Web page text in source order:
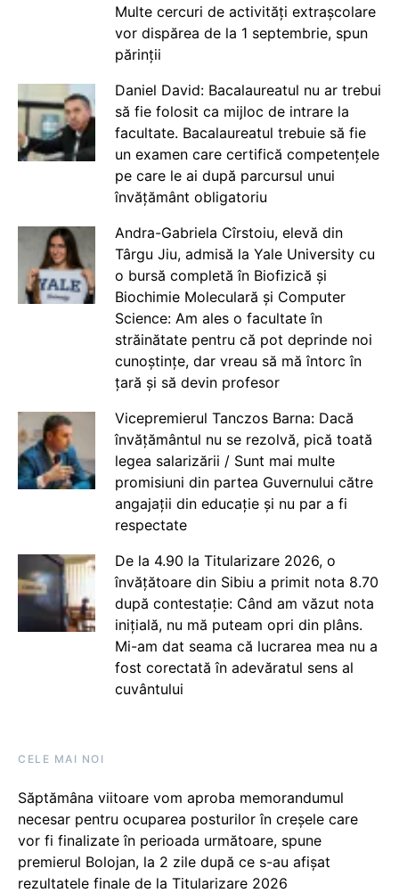
Multe cercuri de activități extrașcolare
vor dispărea de la 1 septembrie, spun
părinții
Daniel David: Bacalaureatul nu ar trebui
să fie folosit ca mijloc de intrare la
facultate. Bacalaureatul trebuie să fie
un examen care certifică competențele
pe care le ai după parcursul unui
învățământ obligatoriu
Andra-Gabriela Cîrstoiu, elevă din
Târgu Jiu, admisă la Yale University cu
o bursă completă în Biofizică și
Biochimie Moleculară și Computer
Science: Am ales o facultate în
străinătate pentru că pot deprinde noi
cunoștințe, dar vreau să mă întorc în
țară și să devin profesor
Vicepremierul Tanczos Barna: Dacă
învățământul nu se rezolvă, pică toată
legea salarizării / Sunt mai multe
promisiuni din partea Guvernului către
angajații din educație și nu par a fi
respectate
De la 4.90 la Titularizare 2026, o
învățătoare din Sibiu a primit nota 8.70
după contestație: Când am văzut nota
inițială, nu mă puteam opri din plâns.
Mi-am dat seama că lucrarea mea nu a
fost corectată în adevăratul sens al
cuvântului
CELE MAI NOI
Săptămâna viitoare vom aproba memorandumul
necesar pentru ocuparea posturilor în creșele care
vor fi finalizate în perioada următoare, spune
premierul Bolojan, la 2 zile după ce s-au afișat
rezultatele finale de la Titularizare 2026